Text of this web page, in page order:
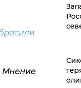
Мнение